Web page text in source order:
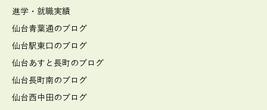
進学・就職実績
仙台青葉通のブログ
仙台駅東口のブログ
仙台あすと長町のブログ
仙台長町南のブログ
仙台西中田のブログ